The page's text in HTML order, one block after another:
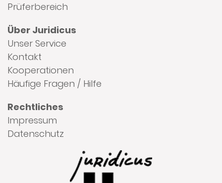
Prüferbereich
Über Juridicus
Unser Service
Kontakt
Kooperationen
Häufige Fragen / Hilfe
Rechtliches
Impressum
Datenschutz